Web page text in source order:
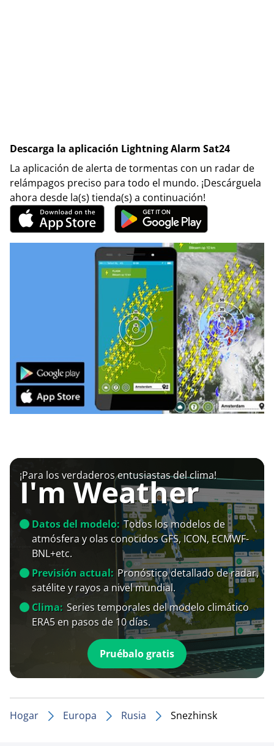
Descarga la aplicación Lightning Alarm Sat24
La aplicación de alerta de tormentas con un radar de
relámpagos preciso para todo el mundo. ¡Descárguela
ahora desde la(s) tienda(s) a continuación!
¡Para los verdaderos entusiastas del clima!
I'm Weather
Datos del modelo: Todos los modelos de
atmósfera y olas conocidos GFS, ICON, ECMWF-
BNL+etc.
Previsión actual: Pronóstico detallado de radar,
satélite y rayos a nivel mundial.
Clima: Series temporales del modelo climático
ERA5 en pasos de 10 días.
Pruébalo gratis
Hogar Europa Rusia Snezhinsk